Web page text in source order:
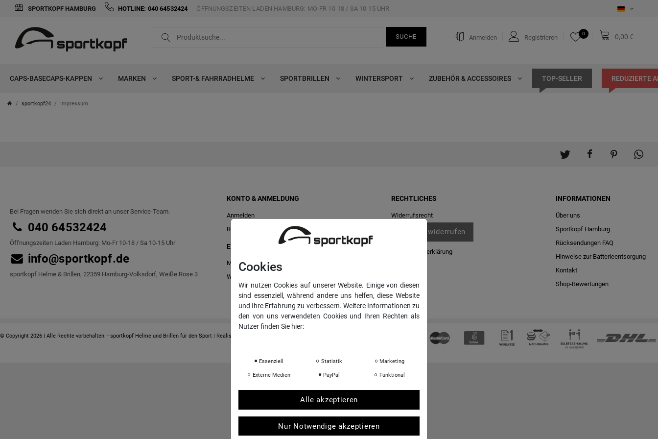
SPORTKOPF HAMBURG HOTLINE: 040 64532424 ÖFFNUNGSZEITEN LADEN HAMBURG: MO-FR 10-18 / SA 10-15 UHR
SUCHE Anmelden Registrieren
0 0,00 €
CAPS-BASECAPS-KAPPEN MARKEN SPORT-& FAHRRADHELME SPORTBRILLEN WINTERSPORT ZUBEHÖR & ACCESSOIRES TOP-SELLER REDUZIERTE
sportkopf24 Impressum
Bei Fragen wenden Sie sich direkt an unser Service-Team.
040 64532424
Öffnungszeiten Laden Hamburg: Mo-Fr 10-18 / Sa 10-15 Uhr
info@sportkopf.de
sportkopf Helme & Brillen, 22359 Hamburg-Volksdorf, Weiße Rose 3
KONTO & ANMELDUNG
Anmelden
Registrieren
EINKAUFEN
Merkliste
Warenkorb
RECHTLICHES
Widerrufs­recht
Vertrag widerrufen
Daten­schutz­erklärung
INFORMATIONEN
Über uns
Sportkopf Hamburg
Rücksendungen FAQ
Hinweise zur Batterieentsorgung
Kontakt
Shop-Bewertungen
© Copyright 2026 | Alle Rechte vorbehalten. - sportkopf Helme und Brillen für den Sport | Realisation
Cookies
Wir nutzen Cookies auf unserer Website. Einige von diesen
sind essenziell, während andere uns helfen, diese Website
und Ihre Erfahrung zu verbessern. Weitere Informationen zu
den von uns verwendeten Cookies und Ihren Rechten als
Nutzer finden Sie hier:
Essenziell Statistik Marketing
Externe Medien PayPal Funktional
Alle akzeptieren
Nur Notwendige akzeptieren